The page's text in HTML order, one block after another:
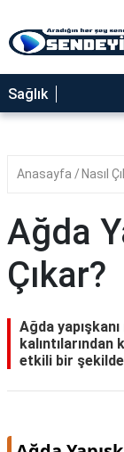
SAĞLIK
NEDİR
YEMEK
RÜYA
TABİRLERİ
GEZİLECEK
BLOG
Sağlık
Anasayfa Nasıl
Ağda
Çıkar?
Ağda
kalıntılarından
etkili bir şekilde